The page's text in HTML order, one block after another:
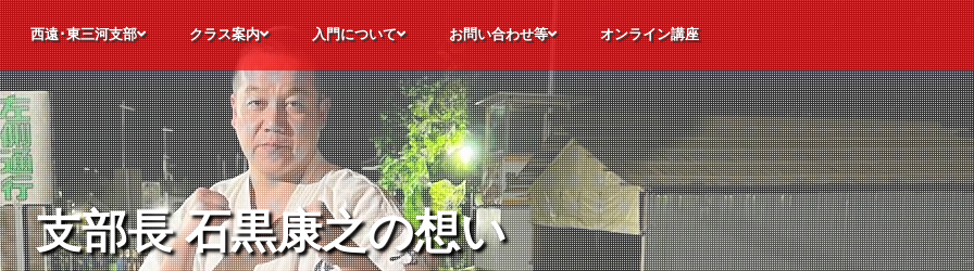
西遠･東三河支部
極真空手について
静岡県西遠･愛知県東三河支部の各道場
支部長メッセージ 支部長 石黒康之の想い
道場理念
指導員紹介
道場生の声
昇段レポート
極真会館 静岡西遠・愛知東三河支部
クラス案内
幼年・少年・少女部
合同部
師範稽古部
パーソナル稽古
オンライン稽古
特別競技クラス
フリートレーニングクラス
道場カレンダー
入門について
見学・体験入門
入門までの流れ
諸費用について
入門後のステップ
お問い合わせ等
よくいただくご質問
見学・体験申込
入門申込
お問合せ
オンライン講座
支部長 石黒康之の想い